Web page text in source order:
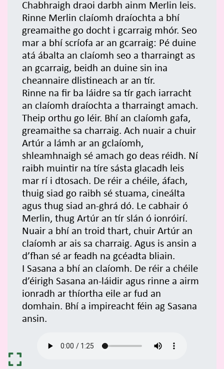
Chabhraigh draoi darbh ainm Merlin leis.
Rinne Merlin claíomh draíochta a bhí
greamaithe go docht i gcarraig mhór. Seo
mar a bhí scríofa ar an gcarraig: Pé duine
atá ábalta an claíomh seo a tharraingt as
an gcarraig, beidh an duine sin ina
cheannaire dlistineach ar an tír.
Rinne na fir ba láidre sa tír gach iarracht
an claíomh draíochta a tharraingt amach.
Theip orthu go léir. Bhí an claíomh gafa,
greamaithe sa charraig. Ach nuair a chuir
Artúr a lámh ar an gclaíomh,
shleamhnaigh sé amach go deas réidh. Ní
raibh muintir na tíre sásta glacadh leis
mar rí i dtosach. De réir a chéile, áfach,
thuig siad go raibh sé stuama, cineálta
agus thug siad an-ghrá dó. Le cabhair ó
Merlin, thug Artúr an tír slán ó ionróirí.
Nuair a bhí an troid thart, chuir Artúr an
claíomh ar ais sa charraig. Agus is ansin a
d’fhan sé ar feadh na gcéadta bliain.
I Sasana a bhí an claíomh. De réir a chéile
d’éirigh Sasana an-láidir agus rinne a airm
ionradh ar thíortha eile ar fud an
domhain. Bhí a impireacht féin ag Sasana
ansin.